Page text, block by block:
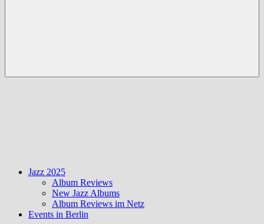
Jazz 2025
Album Reviews
New Jazz Albums
Album Reviews im Netz
Events in Berlin